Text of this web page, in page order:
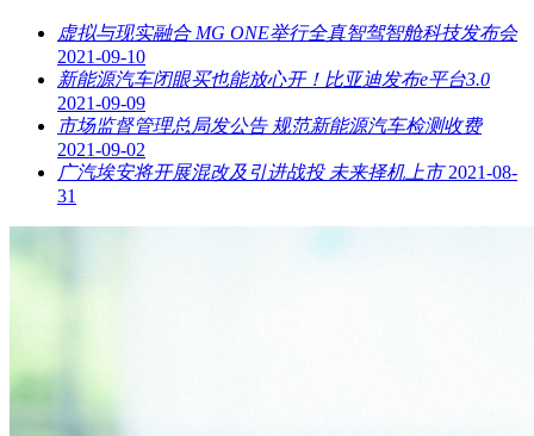
虚拟与现实融合 MG ONE举行全真智驾智舱科技发布会
2021-09-10
新能源汽车闭眼买也能放心开！比亚迪发布e平台3.0
2021-09-09
市场监督管理总局发公告 规范新能源汽车检测收费
2021-09-02
广汽埃安将开展混改及引进战投 未来择机上市 2021-08-
31